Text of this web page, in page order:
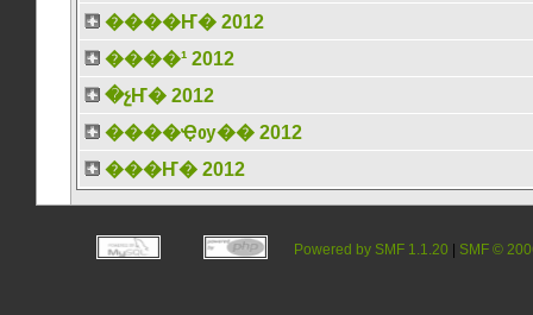
����Ҥ� 2012
����¹ 2012
�չҤ� 2012
����Ҿѹ�� 2012
���Ҥ� 2012
Powered by SMF 1.1.20 SMF ©